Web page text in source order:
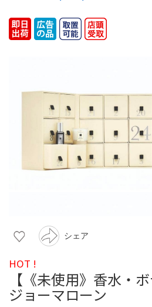
シェア
HOT !
【《未使用》香水・
ジョーマローン